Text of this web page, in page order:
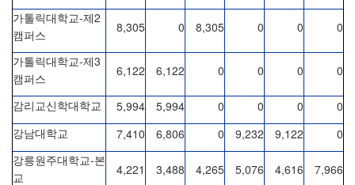
가톨릭대학교-제 2
캠퍼스
8,305 0 8,305 0 0 0
가톨릭대학교-제 3
캠퍼스
6,122 6,122 0 0 0 0
감리교신학대학교 5,994 5,994 0 0 0 0
강남대학교 7,410 6,806 0 9,232 9,122 0
강릉원주대학교-본
교
4,221 3,488 4,265 5,076 4,616 7,966